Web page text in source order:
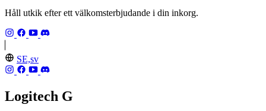
Håll utkik efter ett välkomsterbjudande i din inkorg.
SE,sv
Logitech G